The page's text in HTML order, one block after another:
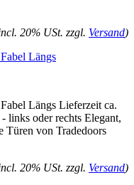
20% USt. zzgl. Versand)
Längs
Längs Lieferzeit ca.
links oder rechts Elegant,
Türen von Tradedoors
20% USt. zzgl. Versand)